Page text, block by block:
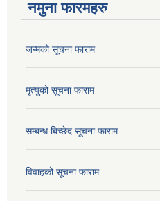
नमुना फारमहरु
जन्मको सूचना फाराम
मृत्युको सूचना फाराम
सम्बन्ध बिच्छेद सूचना फाराम
विवाहको सूचना फाराम